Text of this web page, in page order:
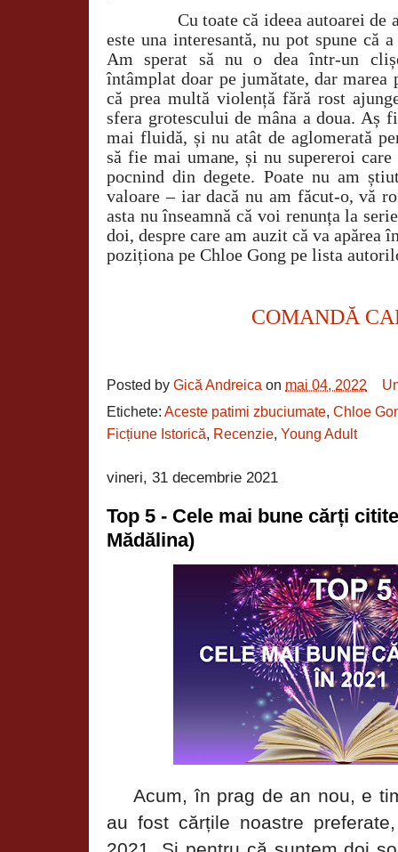
Cu toate că ideea autoarei de
este una interesantă, nu pot spune că
Am sperat să nu o dea într-un
întâmplat doar pe jumătate, dar marea
că prea multă violență fără rost
sfera grotescului de mâna a doua. Aș
mai fluidă, și nu atât de aglomerată
să fie mai umane, și nu supereroi
pocnind din degete. Poate nu am
valoare – iar dacă nu am făcut-o, vă
asta nu înseamnă că voi renunța la
doi, despre care am auzit că va apărea
poziționa pe Chloe Gong pe lista
COMANDĂ
Posted by Gică Andreica on mai 04, 2022
Etichete: Aceste patimi zbuciumate, Chloe
Ficțiune Istorică, Recenzie, Young Adult
vineri, 31 decembrie 2021
Top 5 - Cele mai bune cărți
Mădălina)
Acum,în prag de an nou, e
au fost cărțile noastre